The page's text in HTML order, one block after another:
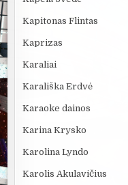
Kapitonas Flintas
Kaprizas
Karaliai
Karališka Erdvė
Karaoke dainos
Karina Krysko
Karolina Lyndo
Karolis Akulavičius